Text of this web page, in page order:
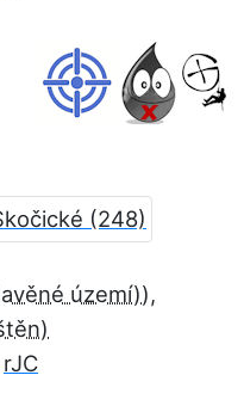
,
rJC